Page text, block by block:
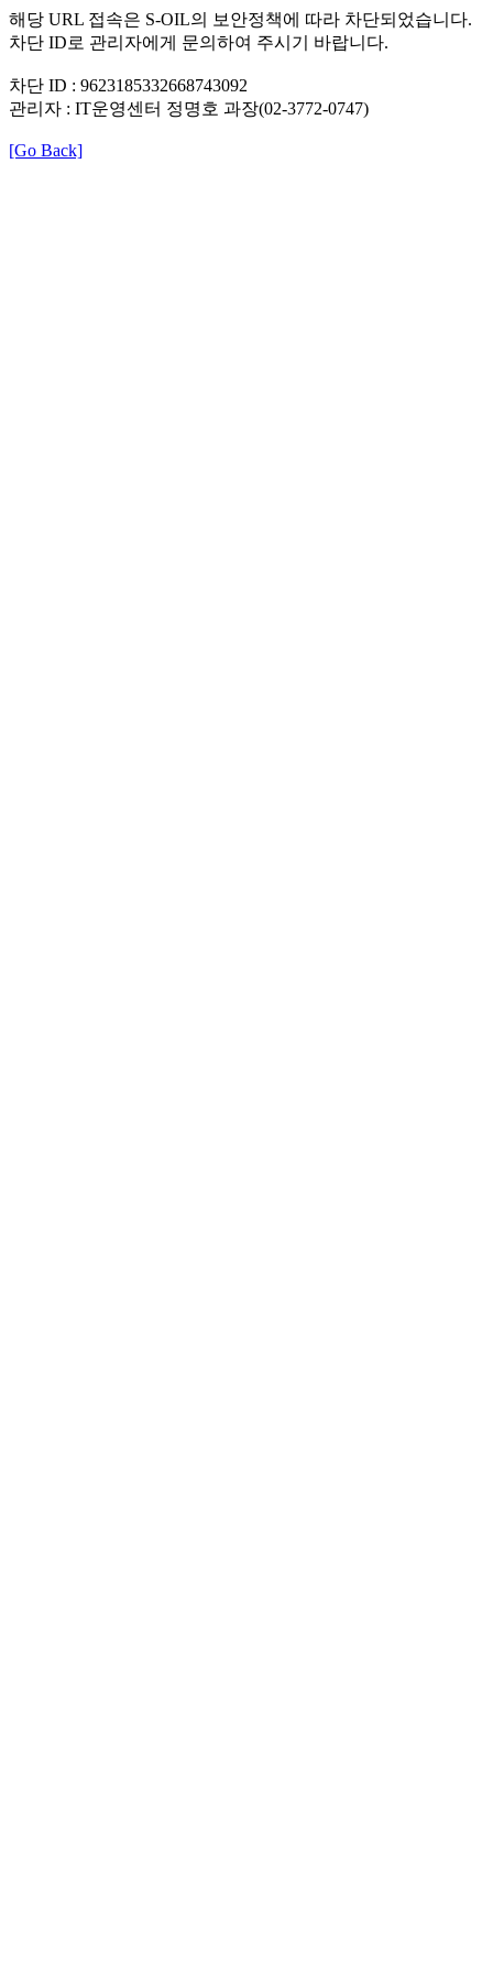
해당 URL 접속은 S-OIL의 보안정책에 따라 차단되었습니다.
차단 ID로 관리자에게 문의하여 주시기 바랍니다.
차단 ID : 9623185332668743092
관리자 : IT운영센터 정명호 과장(02-3772-0747)
[Go Back]